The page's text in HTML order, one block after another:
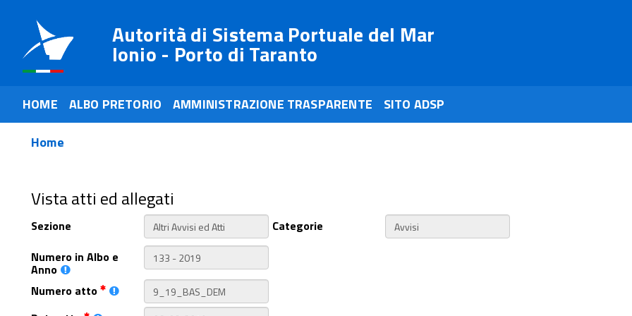
Autorità di Sistema Portuale del Mar
Ionio - Porto di Taranto
HOME ALBO PRETORIO AMMINISTRAZIONE TRASPARENTE
SITO ADSP
Home
Vista atti ed allegati
Sezione
Categorie
Numero in Albo e
Anno
Numero atto